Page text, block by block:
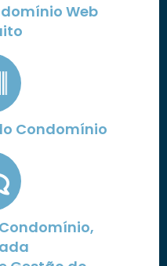
Web
Condomínio